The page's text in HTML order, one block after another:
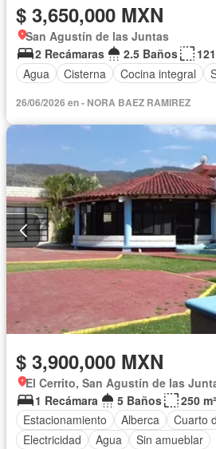
$ 3,650,000 MXN
San Agustín de las Juntas
2 Recámaras
2.5 Baños
Agua
Cisterna Cocina integral
26/06/2026 en - NORA BAEZ RAMIREZ
$ 3,900,000 MXN
El Cerrito, San Agustín de las
1 Recámara
5 Baños
250 m²
Estacionamiento
Alberca
Cuarto
Electricidad
Agua Sin amueblar